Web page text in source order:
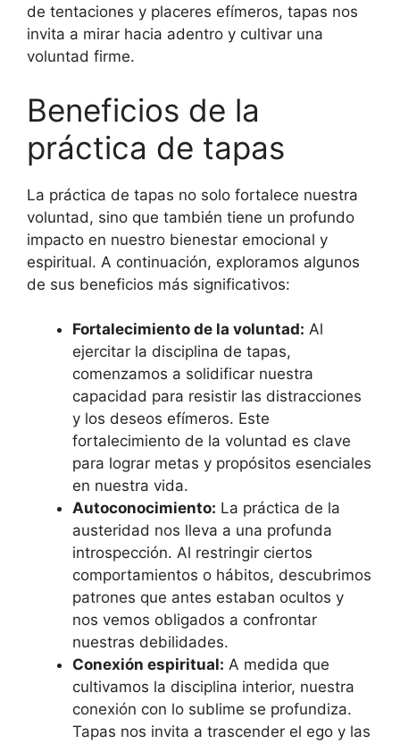
de tentaciones y placeres efímeros, tapas nos
invita a mirar hacia adentro y cultivar una
voluntad firme.
Beneficios de la
práctica de tapas
La práctica de tapas no solo fortalece nuestra
voluntad, sino que también tiene un profundo
impacto en nuestro bienestar emocional y
espiritual. A continuación, exploramos algunos
de sus beneficios más significativos:
Fortalecimiento de la voluntad: Al
ejercitar la disciplina de tapas,
comenzamos a solidificar nuestra
capacidad para resistir las distracciones
y los deseos efímeros. Este
fortalecimiento de la voluntad es clave
para lograr metas y propósitos esenciales
en nuestra vida.
Autoconocimiento: La práctica de la
austeridad nos lleva a una profunda
introspección. Al restringir ciertos
comportamientos o hábitos, descubrimos
patrones que antes estaban ocultos y
nos vemos obligados a confrontar
nuestras debilidades.
Conexión espiritual: A medida que
cultivamos la disciplina interior, nuestra
conexión con lo sublime se profundiza.
Tapas nos invita a trascender el ego y las